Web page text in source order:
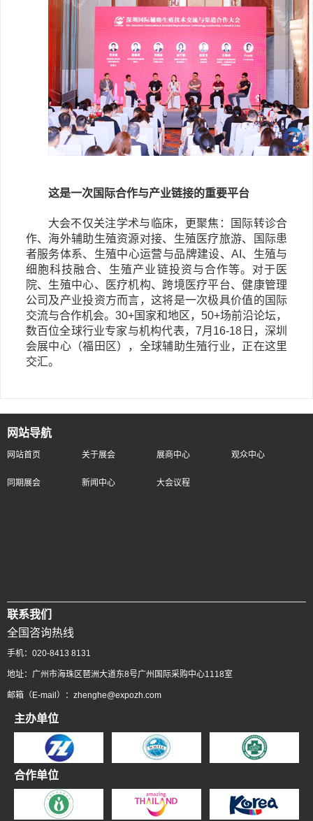
这是一次国际合作与产业链接的重要平台
大会不仅关注学术与临床，更聚焦：国际转诊合
作、海外辅助生殖资源对接、生殖医疗旅游、国际患
者服务体系、生殖中心运营与品牌建设、AI、生殖与
细胞科技融合、生殖产业链投资与合作等。 对于医
院、生殖中心、医疗机构、跨境医疗平台、健康管理
公司及产业投资方而言，这将是一次极具价值的国际
交流与合作机会。 30+国家和地区，50+场前沿论坛，
数百位全球行业专家与机构代表，7月16-18日，深圳
会展中心（福田区），全球辅助生殖行业，正在这里
交汇。
网站导航
网站首页 关于展会 展商中心 观众中心
同期展会 新闻中心 大会议程
联系我们
全国咨询热线
手机：020-8413 8131
地址：广州市海珠区琶洲大道东8号广州国际采购中心1118室
邮箱（E-mail）：zhenghe@expozh.com
主办单位
合作单位